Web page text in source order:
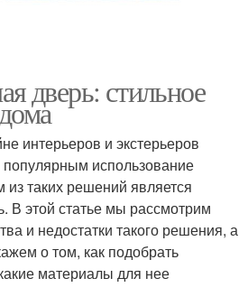
дверь: стильное
интерьеров и экстерьеров
популярным использование
таких решений является
В этой статье мы рассмотрим
и недостатки такого решения, а
о том, как подобрать
материалы для нее